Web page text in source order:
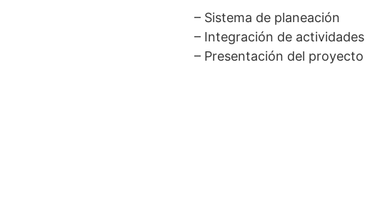
– Sistema de planeación
– Integración de actividades
– Presentación del proyecto